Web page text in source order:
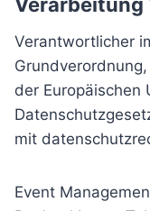
Verantwortlicher
der Europäischen
mit
Event